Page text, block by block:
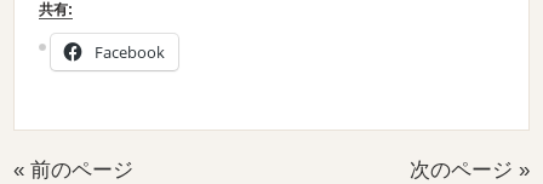
共有:
Facebook
« 前のページ 次のページ »